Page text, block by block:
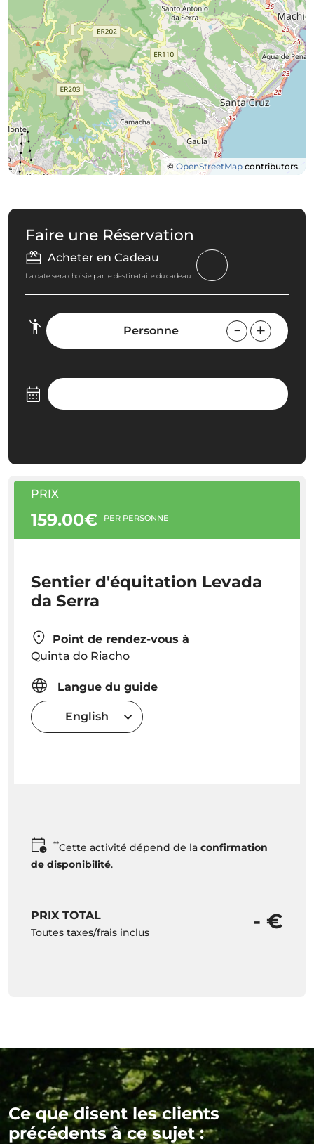
© OpenStreetMap contributors.
Faire une Réservation
Acheter en Cadeau
La date sera choisie par le destinataire du cadeau
Personne
PRIX
159.00€ PER PERSONNE
Sentier d'équitation Levada
da Serra
Point de rendez-vous à
Quinta do Riacho
Langue du guide
English
**Cette activité dépend de la confirmation
de disponibilité.
PRIX TOTAL
Toutes taxes/frais inclus - €
Ce que disent les clients
précédents à ce sujet :